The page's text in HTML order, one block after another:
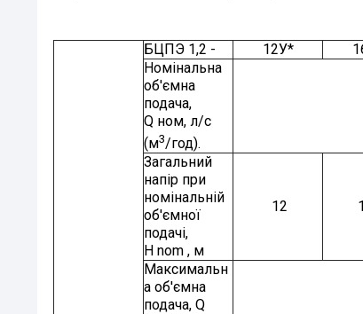
БЦПЭ 1,2 - 12У*
Номінальна
об'ємна
подача,
Q ном, л/с
(м3/год).
Загальний
напір при
номінальній
об'ємної
подачі,
H nom , м
12
Максимальн
а об'ємна
подача, Q